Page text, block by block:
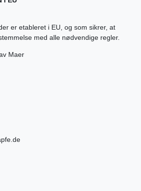
er etableret i EU, og som sikrer, at
med alle nødvendige regler.
Maer